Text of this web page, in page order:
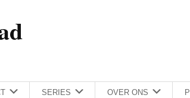
SERIES OVER ONS